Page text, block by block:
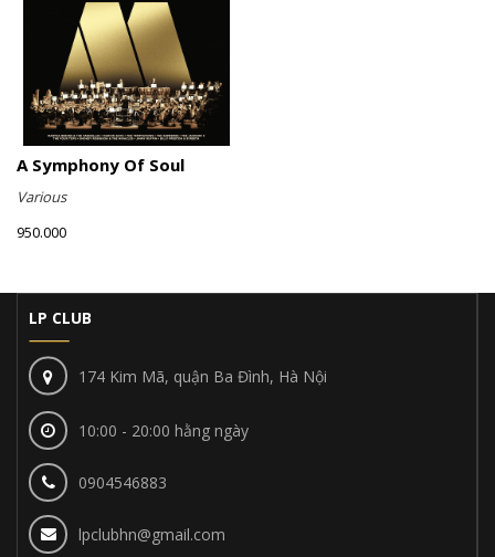
A Symphony Of Soul
Various
950.000
LP CLUB
174 Kim Mã, quận Ba Đình, Hà Nội
10:00 - 20:00 hằng ngày
0904546883
lpclubhn@gmail.com